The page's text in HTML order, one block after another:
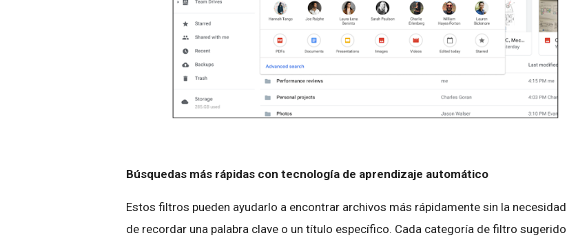
Búsquedas más rápidas con tecnología de aprendizaje automático
Estos filtros pueden ayudarlo a encontrar archivos más rápidamente sin la necesidad
de recordar una palabra clave o un título específico. Cada categoría de filtro sugerido